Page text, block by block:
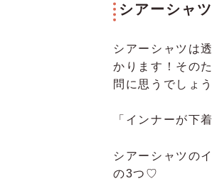
シアーシャ
シアーシャツは
かります！その
問に思うでしょう
「インナーが下
シアーシャツの
の3つ♡